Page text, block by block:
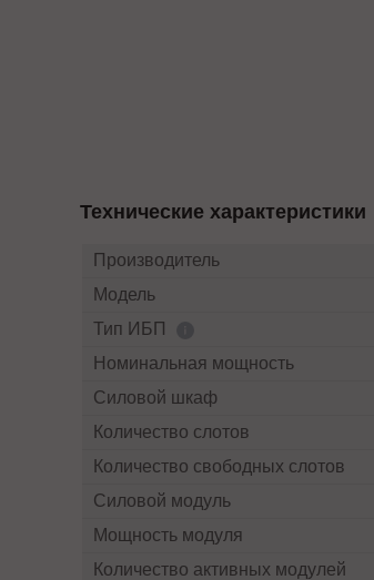
Технические характеристики
Производитель
Модель
Тип ИБП
Номинальная мощность
Силовой шкаф
Количество слотов
Количество свободных слотов
Силовой модуль
Мощность модуля
Количество активных модулей